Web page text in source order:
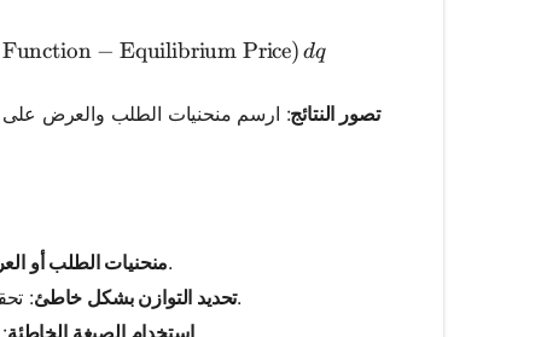
Surplus} = \int_{0}^{\text{Equilibrium
− Equilibrium Price) dq
تصور النتائج: ارسم منحنيات الطلب والعرض
منحنيات الطلب أو: تأكد من أن المعادلات أو النقاط تمثل بدقة شروط السوق.
تحديد التوازن بشكل خاطئ: تحقق من الحسابات للتأكد من النقطة الصحيحة لتقاطع منحنى الطلب والعرض.
استخدام الصيغة الخاطئة: اختر الصيغة الصحيحة بناءً على ما إذا كان منحنى الطلب خطيًا أو غير خطي.